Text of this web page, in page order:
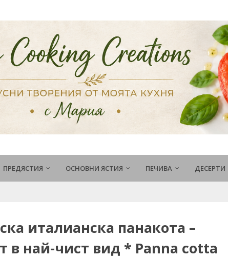
ПРЕДЯСТИЯ ОСНОВНИ ЯСТИЯ ПЕЧИВА ДЕСЕРТИ
италианска панакота –
в най-чист вид * Panna cotta